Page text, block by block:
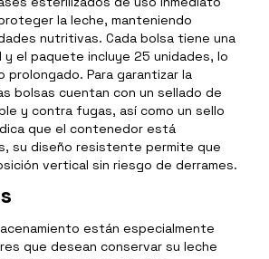
la leche, manteniendo
nutritivas. Cada bolsa tiene una
y el paquete incluye 25 unidades, lo
prolongado. Para garantizar la
bolsas cuentan con un sellado de
y contra fugas, así como un sello
que el contenedor está
su diseño resistente permite que
vertical sin riesgo de derrames.
están especialmente
que desean conservar su leche